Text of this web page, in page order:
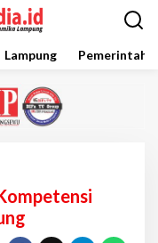
Lampung